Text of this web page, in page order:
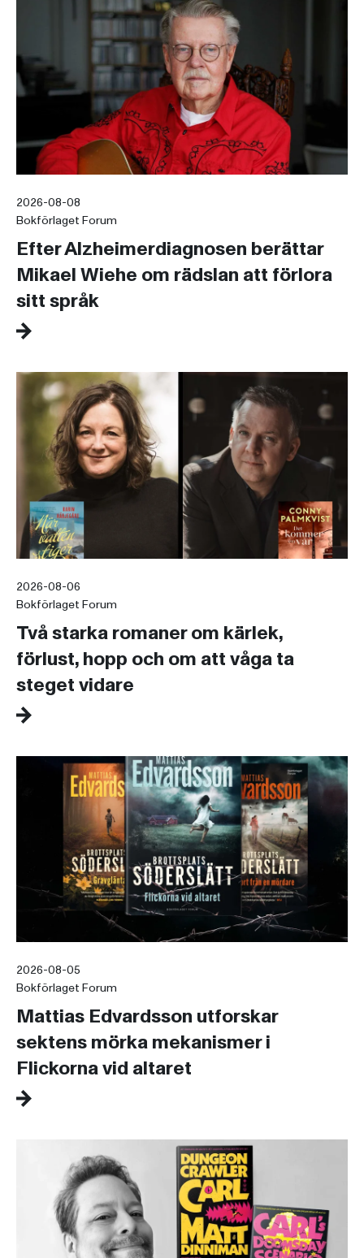
2026-08-08
Bokförlaget Forum
Efter Alzheimerdiagnosen berättar
Mikael Wiehe om rädslan att förlora
sitt språk
2026-08-06
Bokförlaget Forum
Två starka romaner om kärlek,
förlust, hopp och om att våga ta
steget vidare
2026-08-05
Bokförlaget Forum
Mattias Edvardsson utforskar
sektens mörka mekanismer i
Flickorna vid altaret